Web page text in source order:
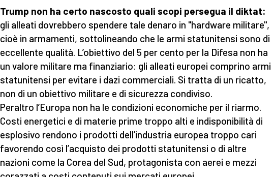
Trump non ha certo nascosto quali scopi persegua il diktat:
gli alleati dovrebbero spendere tale denaro in "hardware militare",
cioè in armamenti, sottolineando che le armi statunitensi sono di
eccellente qualità. L’obiettivo del 5 per cento per la Difesa non ha
un valore militare ma finanziario: gli alleati europei comprino armi
statunitensi per evitare i dazi commerciali. Si tratta di un ricatto,
non di un obiettivo militare e di sicurezza condiviso.
Peraltro l’Europa non ha le condizioni economiche per il riarmo.
Costi energetici e di materie prime troppo alti e indisponibilità di
esplosivo rendono i prodotti dell’industria europea troppo cari
favorendo così l’acquisto dei prodotti statunitensi o di altre
nazioni come la Corea del Sud, protagonista con aerei e mezzi